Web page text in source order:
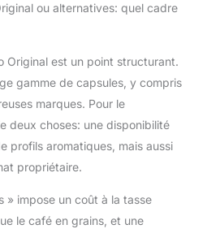
ou alternatives: quel cadre
Original est un point structurant.
gamme de capsules, y compris
marques. Pour le
deux choses: une disponibilité
profils aromatiques, mais aussi
propriétaire.
» impose un coût à la tasse
le café en grains, et une